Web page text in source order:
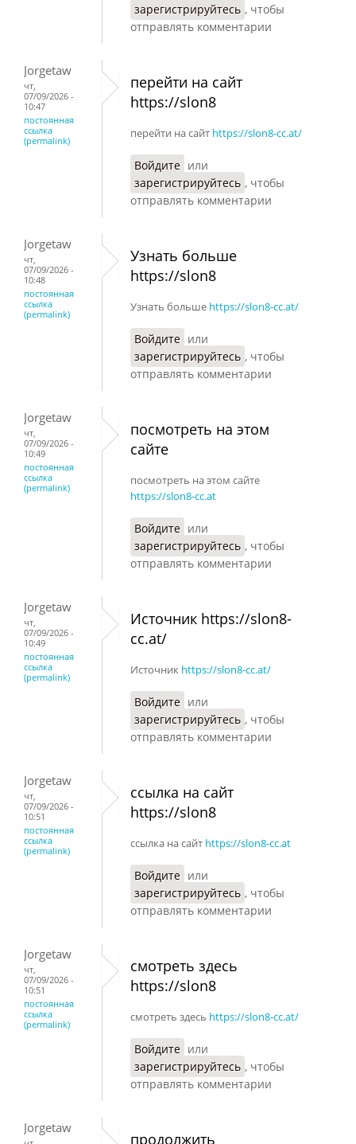
зарегистрируйтесь , чтобы
отправлять комментарии
Jorgetaw
чт,
07/09/2026 -
10:47
постоянная
ссылка
(permalink)
перейти на сайт
https://slon8
перейти на сайт https://slon8-cc.at/
Войдите или
зарегистрируйтесь , чтобы
отправлять комментарии
Jorgetaw
чт,
07/09/2026 -
10:48
постоянная
ссылка
(permalink)
Узнать больше
https://slon8
Узнать больше https://slon8-cc.at/
Войдите или
зарегистрируйтесь , чтобы
отправлять комментарии
Jorgetaw
чт,
07/09/2026 -
10:49
постоянная
ссылка
(permalink)
посмотреть на этом
сайте
посмотреть на этом сайте
https://slon8-cc.at
Войдите или
зарегистрируйтесь , чтобы
отправлять комментарии
Jorgetaw
чт,
07/09/2026 -
10:49
постоянная
ссылка
(permalink)
Источник https://slon8-
cc.at/
Источник https://slon8-cc.at/
Войдите или
зарегистрируйтесь , чтобы
отправлять комментарии
Jorgetaw
чт,
07/09/2026 -
10:51
постоянная
ссылка
(permalink)
ссылка на сайт
https://slon8
ссылка на сайт https://slon8-cc.at
Войдите или
зарегистрируйтесь , чтобы
отправлять комментарии
Jorgetaw
чт,
07/09/2026 -
10:51
постоянная
ссылка
(permalink)
смотреть здесь
https://slon8
смотреть здесь https://slon8-cc.at/
Войдите или
зарегистрируйтесь , чтобы
отправлять комментарии
Jorgetaw
продолжить